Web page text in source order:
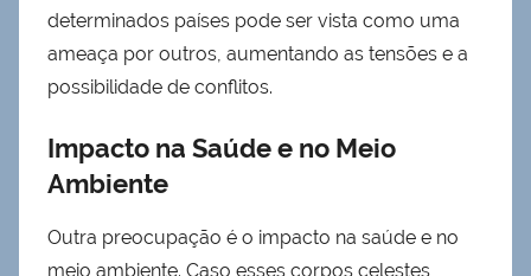
determinados países pode ser vista como uma
ameaça por outros, aumentando as tensões e a
possibilidade de conflitos.
Impacto na Saúde e no Meio
Ambiente
Outra preocupação é o impacto na saúde e no
meio ambiente. Caso esses corpos celestes